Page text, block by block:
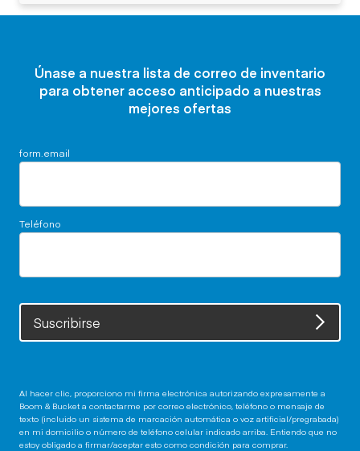
Únase a nuestra lista de correo de inventario
para obtener acceso anticipado a nuestras
mejores ofertas
form.email
Teléfono
Suscribirse
Al hacer clic, proporciono mi firma electrónica autorizando expresamente a
Boom & Bucket a contactarme por correo electrónico, teléfono o mensaje de
texto (incluido un sistema de marcación automática o voz artificial/pregrabada)
en mi domicilio o número de teléfono celular indicado arriba. Entiendo que no
estoy obligado a firmar/aceptar esto como condición para comprar.